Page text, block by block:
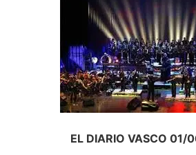
EL DIARIO VASCO